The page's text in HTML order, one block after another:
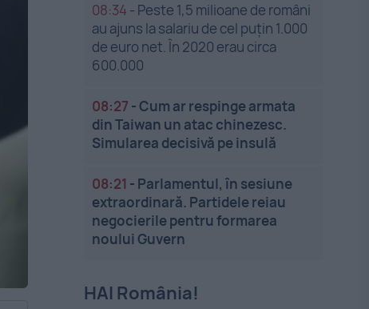
08:34 - Peste 1,5 milioane de români
au ajuns la salariu de cel puțin 1.000
de euro net. În 2020 erau circa
600.000
08:27 -Cum ar respinge armata
din Taiwan un atac chinezesc.
Simularea decisivă pe insulă
08:21 - Parlamentul, în sesiune
extraordinară. Partidele reiau
negocierile pentru formarea
noului Guvern
HAI România!